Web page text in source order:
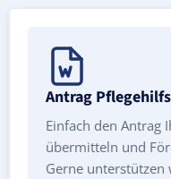
Antrag
Einfach den Antrag
übermitteln und
Gerne unterstützen